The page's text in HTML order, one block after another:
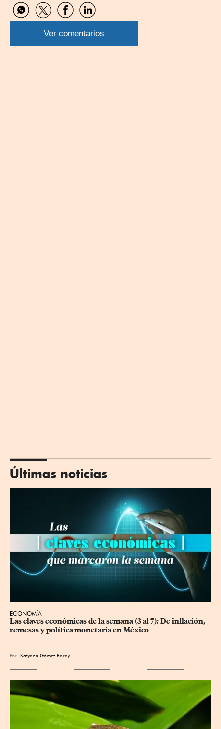
Compartir
por
WhatsApp
Compartir
por
Twitter
Compartir
por
Facebook
Compartir
por
Linkedin
Ver comentarios
Últimas noticias
ECONOMÍA
Las claves económicas de la semana (3 al 7): De inflación,
remesas y política monetaria en México
Por Katyana Gómez Baray